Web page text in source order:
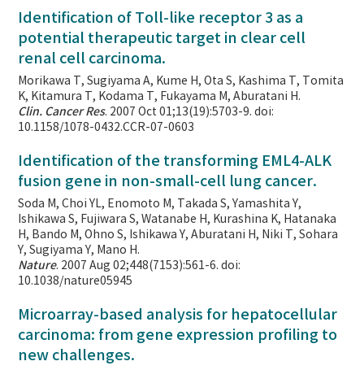
Identification of Toll-like receptor 3 as a
potential therapeutic target in clear cell
renal cell carcinoma.
Morikawa T, Sugiyama A, Kume H, Ota S, Kashima T, Tomita
K, Kitamura T, Kodama T, Fukayama M, Aburatani H.
Clin. Cancer Res. 2007 Oct 01;13(19):5703-9. doi:
10.1158/1078-0432.CCR-07-0603
Identification of the transforming EML4-ALK
fusion gene in non-small-cell lung cancer.
Soda M, Choi YL, Enomoto M, Takada S, Yamashita Y,
Ishikawa S, Fujiwara S, Watanabe H, Kurashina K, Hatanaka
H, Bando M, Ohno S, Ishikawa Y, Aburatani H, Niki T, Sohara
Y, Sugiyama Y, Mano H.
Nature. 2007 Aug 02;448(7153):561-6. doi:
10.1038/nature05945
Microarray-based analysis for hepatocellular
carcinoma: from gene expression profiling to
new challenges.